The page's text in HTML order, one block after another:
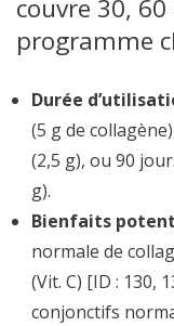
couvre 30,
programme
Durée
(5 g de
(2,5 g), ou 90
g).
Bienfaits
normale de
(Vit. C) [ID : 130,
conjonctifs